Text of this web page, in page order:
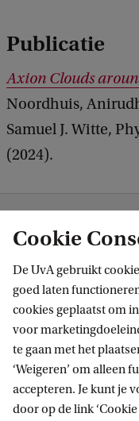
Publicatie
Axion Clouds
Noordhuis,
Samuel J. Witte,
(2024).
Informatie voor
Bachelorstudiekiezers
Cookie
De UvA gebruikt
goed laten
cookies geplaatst om
voor
te gaan met het
‘Weigeren’ om alleen
accepteren. Je kunt je
door op de link